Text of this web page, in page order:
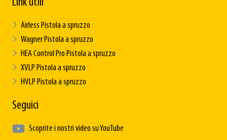
Link utili
Airless Pistola a spruzzo
Wagner Pistola a spruzzo
HEA Control Pro Pistola a spruzzo
XVLP Pistola a spruzzo
HVLP Pistola a spruzzo
Seguici
Scoprite i nostri video su YouTube